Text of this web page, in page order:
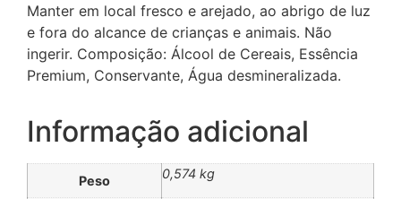
Manter em local fresco e arejado, ao abrigo de luz
e fora do alcance de crianças e animais. Não
ingerir. Composição: Álcool de Cereais, Essência
Premium, Conservante, Água desmineralizada.
Informação adicional
Peso 0,574 kg